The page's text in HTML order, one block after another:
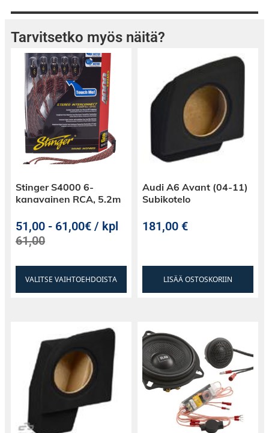
Tarvitsetko myös näitä?
Stinger S4000 6-
kanavainen RCA, 5.2m
51,00 - 61,00€ / kpl
61,00
VALITSE VAIHTOEHDOISTA
Audi A6 Avant (04-11)
Subikotelo
181,00€
LISÄÄ OSTOSKORIIN